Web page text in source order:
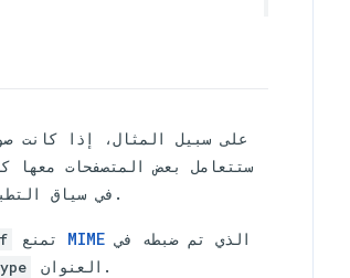
في سياق .
تمنع نوع MIME الذي تم ضبطه في
العنوان .